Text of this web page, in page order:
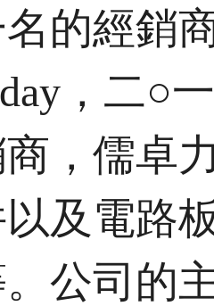
的經銷
，二○
，儒卓
及電路
公司的